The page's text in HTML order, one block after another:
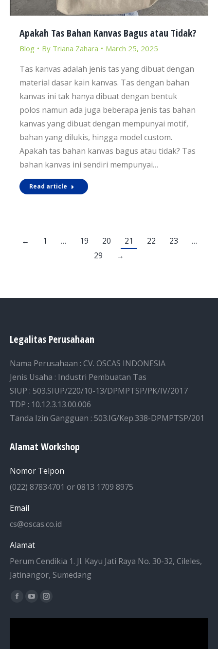
Apakah Tas Bahan Kanvas Bagus atau Tidak?
Blog By Triana Zahara March 25, 2025
Tas kanvas adalah jenis tas yang dibuat dengan
material dasar kain kanvas. Tas dengan bahan
kanvas ini tak hanya dibuat dengan bentuk
polos namun ada juga beberapa jenis tas bahan
kanvas yang dibuat dengan mempunyai motif,
bahan yang dilukis, hingga model custom.
Apakah tas bahan kanvas bagus atau tidak? Tas
bahan kanvas ini sendiri mempunyai…
Read article
← 1 … 19 20 21 22 23
…
29
→
Legalitas Perusahaan
Nama Perusahaan : CV. OSCAS INDONESIA
Jenis Usaha : Industri Pembuatan Tas
SIUP : 503.SIUP/220/10-13/DPMPTSP/PK/IV/2017
TDP : 10.12.3.13.00.006
Tanda Izin Gangguan : 503.IG/Kep.338-DPMPTSP/201
Alamat Workshop
Nomor Telpon
(022) 87834701 or 0813 1709 8975
Email
cs@oscas.co.id
Alamat
Perum Cendikia 1. Jl. Kayu Jati Raya No. 30-32, Cileles,
Jatinangor, Sumedang
Find us on:
Facebook
YouTubeInstagram